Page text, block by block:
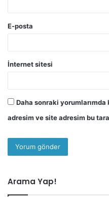
E-posta
İnternet sitesi
Daha sonraki yorumlarımda
adresim ve site adresim bu
Arama Yap!